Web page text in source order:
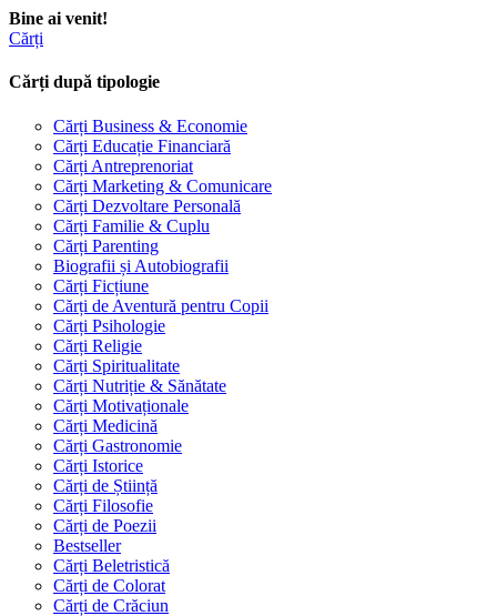
Bine ai venit!
Cărți
Cărți după tipologie
Cărți Business & Economie
Cărți Educație Financiară
Cărți Antreprenoriat
Cărți Marketing & Comunicare
Cărți Dezvoltare Personală
Cărți Familie & Cuplu
Cărți Parenting
Biografii și Autobiografii
Cărți Ficțiune
Cărți de Aventură pentru Copii
Cărți Psihologie
Cărți Religie
Cărți Spiritualitate
Cărți Nutriție & Sănătate
Cărți Motivaționale
Cărți Medicină
Cărți Gastronomie
Cărți Istorice
Cărți de Știință
Cărți Filosofie
Cărți de Poezii
Bestseller
Cărți Beletristică
Cărți de Colorat
Cărți de Crăciun